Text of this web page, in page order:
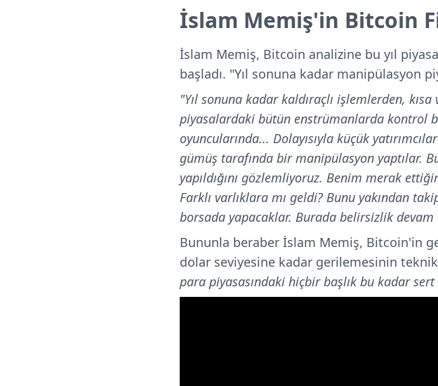
İslam Memiş'in Bitcoin
İslam Memiş, Bitcoin analizine bu yıl
başladı. "Yıl sonuna kadar manipülasyon
"Yıl sonuna kadar kaldıraçlı işlemlerden,
piyasalardaki bütün enstrümanlarda kontrol
oyuncularında... Dolayısıyla küçük
gümüş tarafında bir manipülasyon yaptılar.
yapıldığını gözlemliyoruz. Benim merak
Farklı varlıklara mı geldi? Bunu yakından
borsada yapacaklar. Burada belirsizlik devam
Bununla beraber İslam Memiş, Bitcoin'in
dolar seviyesine kadar gerilemesinin
para piyasasındaki hiçbir başlık bu kadar